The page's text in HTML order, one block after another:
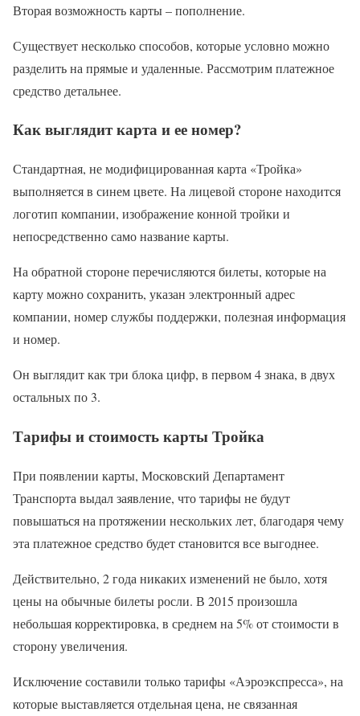
Вторая возможность карты – пополнение.
Существует несколько способов, которые условно можно
разделить на прямые и удаленные. Рассмотрим платежное
средство детальнее.
Как выглядит карта и ее номер?
Стандартная, не модифицированная карта «Тройка»
выполняется в синем цвете. На лицевой стороне находится
логотип компании, изображение конной тройки и
непосредственно само название карты.
На обратной стороне перечисляются билеты, которые на
карту можно сохранить, указан электронный адрес
компании, номер службы поддержки, полезная информация
и номер.
Он выглядит как три блока цифр, в первом 4 знака, в двух
остальных по 3.
Тарифы и стоимость карты Тройка
При появлении карты, Московский Департамент
Транспорта выдал заявление, что тарифы не будут
повышаться на протяжении нескольких лет, благодаря чему
эта платежное средство будет становится все выгоднее.
Действительно, 2 года никаких изменений не было, хотя
цены на обычные билеты росли. В 2015 произошла
небольшая корректировка, в среднем на 5% от стоимости в
сторону увеличения.
Исключение составили только тарифы «Аэроэкспресса», на
которые выставляется отдельная цена, не связанная